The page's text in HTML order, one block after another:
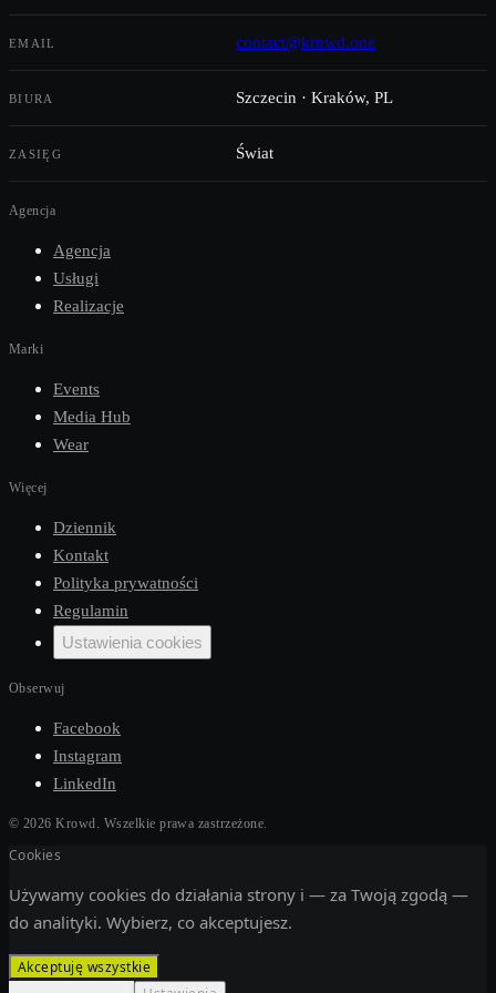
EMAIL contact@krowd.one
BIURA Szczecin · Kraków, PL
ZASIĘG Świat
Agencja
Agencja
Usługi
Realizacje
Marki
Events
Media Hub
Wear
Więcej
Dziennik
Kontakt
Polityka prywatności
Regulamin
Ustawienia cookies
Obserwuj
Facebook
Instagram
LinkedIn
© 2026 Krowd. Wszelkie prawa zastrzeżone.
Cookies
Używamy cookies do działania strony i — za Twoją zgodą —
do analityki. Wybierz, co akceptujesz.
Akceptuję wszystkie